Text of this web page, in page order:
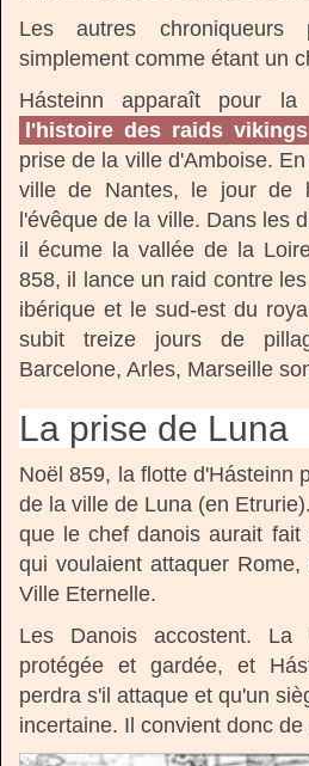
Les autres chroniqueurs
simplement comme étant un
Hásteinn apparaît pour
l'histoire des raids vikings
prise de la ville d'Amboise.
ville de Nantes, le jour de
l'évêque de la ville. Dans les
il écume la vallée de la
858, il lance un raid contre
ibérique et le sud-est du
subit treize jours de
Barcelone, Arles, Marseille
La prise de Luna
Noël 859, la flotte d'Hásteinn
de la ville de Luna (en
que le chef danois aurait
qui voulaient attaquer
Ville Eternelle.
Les Danois accostent.
protégée et gardée, et
perdra s'il attaque et qu'un
incertaine. Il convient donc